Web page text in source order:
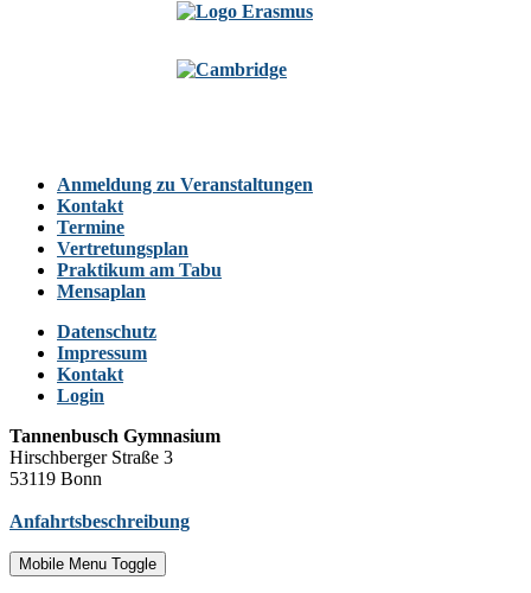
Anmeldung zu Veranstaltungen
Kontakt
Termine
Vertretungsplan
Praktikum am Tabu
Mensaplan
Datenschutz
Impressum
Kontakt
Login
Tannenbusch Gymnasium
Hirschberger Straße 3
53119 Bonn
Anfahrtsbeschreibung
Mobile Menu Toggle